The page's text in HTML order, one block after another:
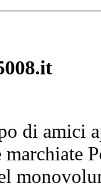
di amici